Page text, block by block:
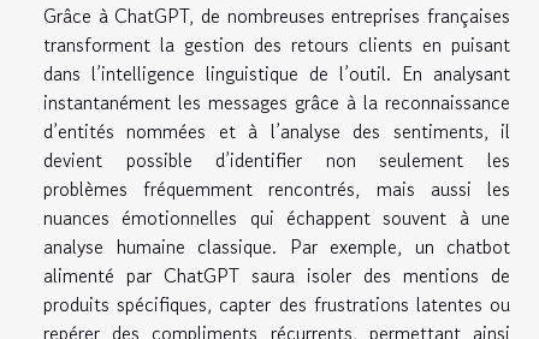
Grâce à ChatGPT, de nombreuses entreprises françaises
transforment la gestion des retours clients en puisant
dans l’intelligence linguistique de l’outil. En analysant
instantanément les messages grâce à la reconnaissance
d’entités nommées et à l’analyse des sentiments, il
devient possible d’identifier non seulement les
problèmes fréquemment rencontrés, mais aussi les
nuances émotionnelles qui échappent souvent à une
analyse humaine classique. Par exemple, un chatbot
alimenté par ChatGPT saura isoler des mentions de
produits spécifiques, capter des frustrations latentes ou
repérer des compliments récurrents, permettant ainsi